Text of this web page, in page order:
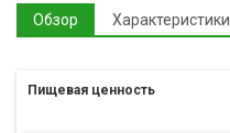
Обзор Характеристики
Пищевая ценность